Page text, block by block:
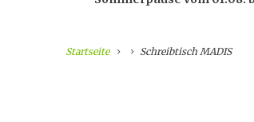
Startseite Schreibtisch MADIS